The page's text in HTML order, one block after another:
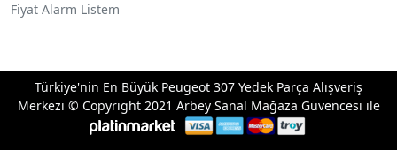
Fiyat Alarm Listem
Türkiye'nin En Büyük Peugeot 307 Yedek Parça Alışveriş
Merkezi © Copyright 2021 Arbey Sanal Mağaza Güvencesi ile